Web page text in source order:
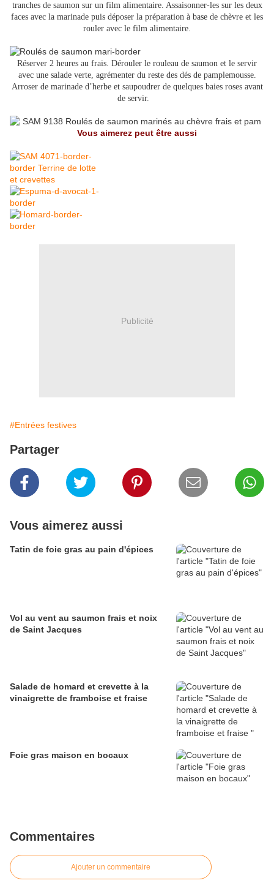
tranches de saumon sur un film alimentaire. Assaisonner-les sur les deux
faces avec la marinade puis déposer la préparation à base de chèvre et les
rouler avec le film alimentaire.
Réserver 2 heures au frais. Dérouler le rouleau de saumon et le servir
avec une salade verte, agrémenter du reste des dés de pamplemousse.
Arroser de marinade d’herbe et saupoudrer de quelques baies roses avant
de servir.
Vous aimerez peut être aussi
Publicité
#Entrées festives
Partager
Vous aimerez aussi
Tatin de foie gras au pain d'épices
Vol au vent au saumon frais et noix
de Saint Jacques
Salade de homard et crevette à la
vinaigrette de framboise et fraise
Foie gras maison en bocaux
Commentaires
Ajouter un commentaire